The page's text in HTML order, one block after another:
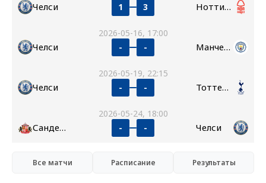
Челси 1 3 Ноттингем Форест
2026-05-16, 17:00
Челси - - Манчестер Сити
2026-05-19, 22:15
Челси - - Тоттенхэм
2026-05-24, 18:00
Сандерленд - - Челси
Все матчи Расписание Результаты